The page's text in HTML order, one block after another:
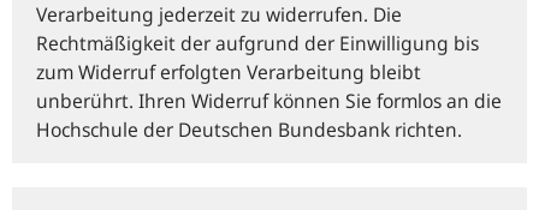
Verarbeitung jederzeit zu widerrufen. Die
Rechtmäßigkeit der aufgrund der Einwilligung bis
zum Widerruf erfolgten Verarbeitung bleibt
unberührt. Ihren Widerruf können Sie formlos an die
Hochschule der Deutschen Bundesbank richten.